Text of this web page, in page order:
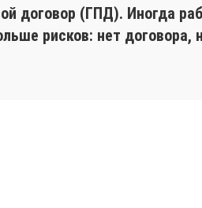
договор (ГПД). Иногда
рисков: нет договора,